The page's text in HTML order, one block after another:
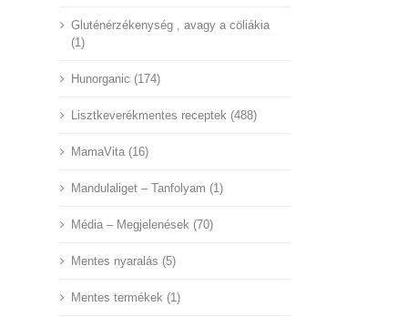
Gluténérzékenység , avagy a cöliákia
(1)
Hunorganic (174)
Lisztkeverékmentes receptek (488)
MamaVita (16)
Mandulaliget – Tanfolyam (1)
Média – Megjelenések (70)
Mentes nyaralás (5)
Mentes termékek (1)